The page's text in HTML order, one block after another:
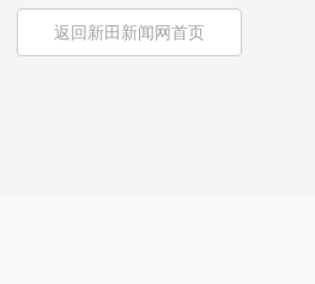
返回新田新闻网首页